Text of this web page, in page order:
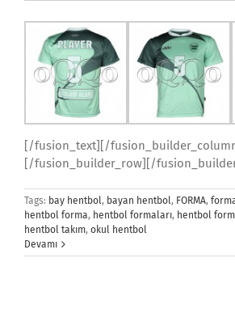
[/fusion_text][/
[/fusion_builder_row][/
Tags: bay hentbol, bayan hentbol, FORMA,
hentbol forma, hentbol formaları, hentbol
hentbol takım, okul hentbol
Devamı